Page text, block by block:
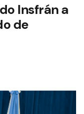
Insfrán a
de